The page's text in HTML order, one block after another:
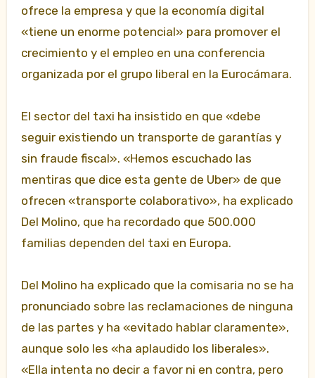
ofrece la empresa y que la economía digital
«tiene un enorme potencial» para promover el
crecimiento y el empleo en una conferencia
organizada por el grupo liberal en la Eurocámara.
El sector del taxi ha insistido en que «debe
seguir existiendo un transporte de garantías y
sin fraude fiscal». «Hemos escuchado las
mentiras que dice esta gente de Uber» de que
ofrecen «transporte colaborativo», ha explicado
Del Molino, que ha recordado que 500.000
familias dependen del taxi en Europa.
Del Molino ha explicado que la comisaria no se ha
pronunciado sobre las reclamaciones de ninguna
de las partes y ha «evitado hablar claramente»,
aunque solo les «ha aplaudido los liberales».
«Ella intenta no decir a favor ni en contra, pero